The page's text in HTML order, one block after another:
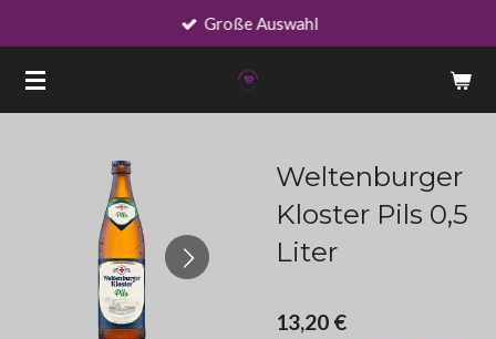
springen
Große Auswahl
Weltenburger
Kloster Pils 0,5
Liter
13,20 €